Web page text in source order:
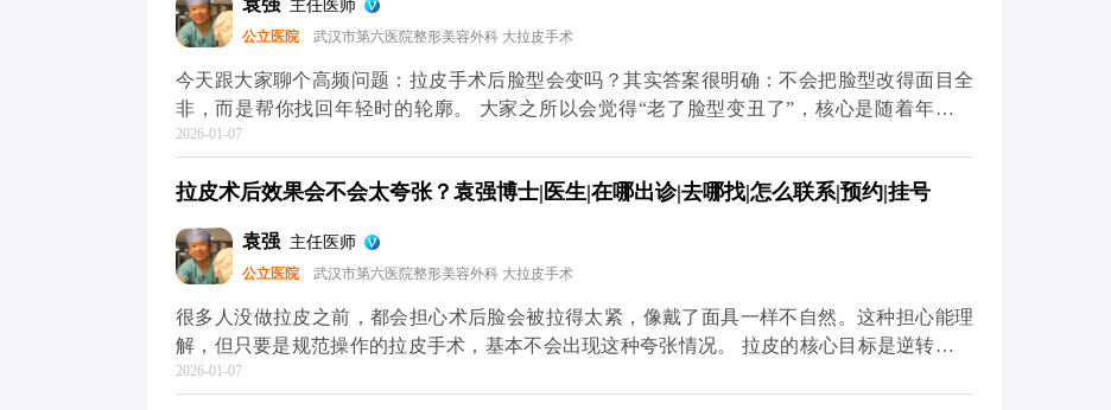
动态纹，时间久了会变成静态纹。定期在医生评估后打除皱针，能放松肌肉，延缓静态纹出现。
其实拉皮更像是抗衰的“基础工程”，帮你搭好紧致的框架，后续的保养就是填想知道更多关于
MCR复合提升术的问题，可以去官方媒体平台（公众号、百家号、小红薯）预约面诊，详细了
解。充细节，这样才能让年轻状态维持得更久。
袁强 主任医师
公立医院 武汉市第六医院整形美容外科 大拉皮手术
今天跟大家聊个高频问题：拉皮手术后脸型会变吗？其实答案很明确：不会把脸型改得面目全
非，而是帮你找回年轻时的轮廓。 大家之所以会觉得“老了脸型变丑了”，核心是随着年龄增
长，面部软组织会慢慢下移——比如苹果肌往下掉、法令纹变深、下颌线模糊，看起来脸变宽变
就像我做拉皮时，会通过精准剥离后把这些深层组织复位固定，再去掉多余的松弛皮肤。术后你
部不对称，我们会在复位时做微调，但核心原则是尊重你的原生面部结构。记住，拉皮是“还原
年轻轮廓”，不是“重塑脸型”，目的是让你找回曾经的自己。 想知道更多关于MCR复合提升术的
问题，可以去官方媒体平台（公众号、百家号、小红薯）预约面诊，详细了解。
2026-01-07
拉皮术后效果会不会太夸张？袁强博士|医生|在哪出诊|去哪找|怎么联系|预约|挂号
袁强 主任医师
公立医院 武汉市第六医院整形美容外科 大拉皮手术
很多人没做拉皮之前，都会担心术后脸会被拉得太紧，像戴了面具一样不自然。这种担心能理
解，但只要是规范操作的拉皮手术，基本不会出现这种夸张情况。 拉皮的核心目标是逆转皮肤
松弛下垂，让面部线条回到年轻时的紧致状态，而不是盲目地“往上提”。比如MCR复合提升术
2026-01-07